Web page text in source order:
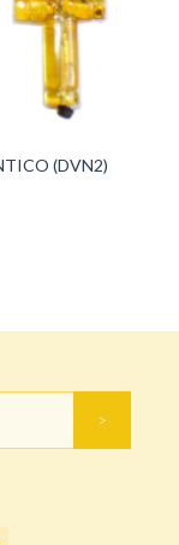
(DVN2)